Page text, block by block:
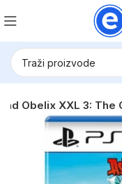
Obelix XXL 3: The